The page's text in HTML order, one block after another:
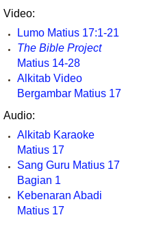
Video:
Lumo Matius 17:1-21
The Bible Project
Matius 14-28
Alkitab Video
Bergambar Matius 17
Audio:
Alkitab Karaoke
Matius 17
Sang Guru Matius 17
Bagian 1
Kebenaran Abadi
Matius 17